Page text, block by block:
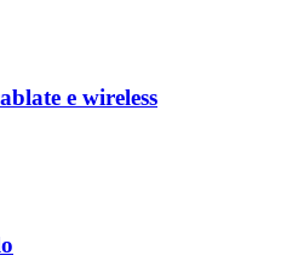
e wireless